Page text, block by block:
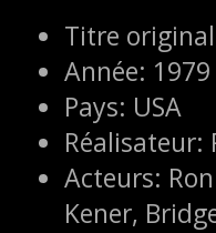
Titre
Année: 1979
Pays: USA
Réalisateur:
Acteurs:
Kener,